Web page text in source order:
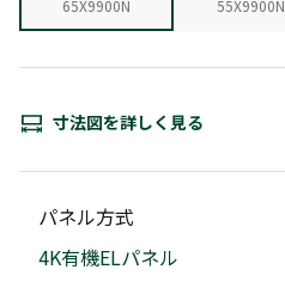
65X9900N 55X9900N
寸法図を詳しく見る
パネル方式
4K有機ELパネル